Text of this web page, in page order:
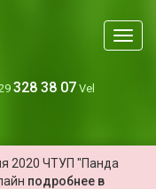
Меню
328 38 07 Vel
2020 ЧТУП "Панда
подробнее в